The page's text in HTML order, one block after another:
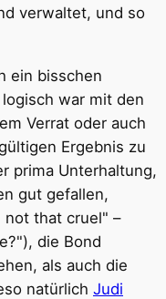
verwaltet, und so
ein bisschen
war mit den
Verrat oder auch
Ergebnis zu
prima Unterhaltung,
gut gefallen,
not that cruel" –
die Bond
als auch die
natürlich Judi